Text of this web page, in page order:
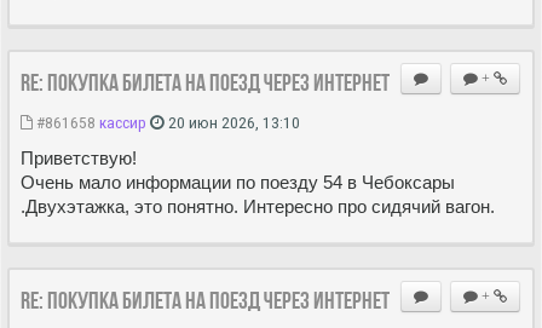
+
Re: Покупка билета на поезд через Интернет
#861658 кассир 20 июн 2026, 13:10
Приветствую!
Очень мало информации по поезду 54 в Чебоксары
.Двухэтажка, это понятно. Интересно про сидячий вагон.
+
Re: Покупка билета на поезд через Интернет